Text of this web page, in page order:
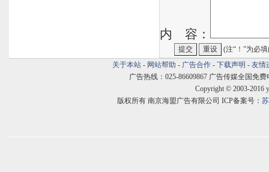
内 容：
(注“ ！ ”为必
关于本站 - 网站帮助 - 广告合作 - 下载声明 - 友情
广告热线：025-86609867 广告传媒全国免费
Copyright © 2003-2016
版权所有 南京海盟广告有限公司 ICP备案号：